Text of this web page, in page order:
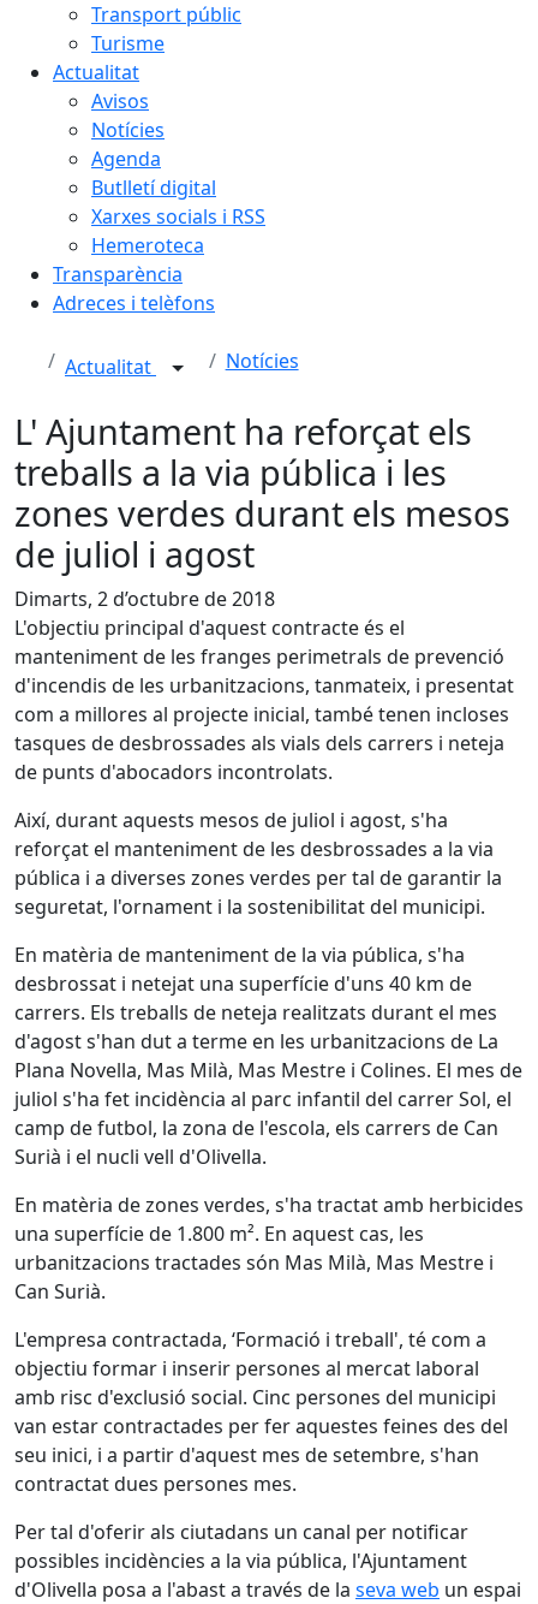
Transport públic
Turisme
Actualitat
Avisos
Notícies
Agenda
Butlletí digital
Xarxes socials i RSS
Hemeroteca
Transparència
Adreces i telèfons
Actualitat Notícies
L' Ajuntament ha reforçat els
treballs a la via pública i les
zones verdes durant els mesos
de juliol i agost
Dimarts, 2 d’octubre de 2018
L'objectiu principal d'aquest contracte és el
manteniment de les franges perimetrals de prevenció
d'incendis de les urbanitzacions, tanmateix, i presentat
com a millores al projecte inicial, també tenen incloses
tasques de desbrossades als vials dels carrers i neteja
de punts d'abocadors incontrolats.
Així, durant aquests mesos de juliol i agost, s'ha
reforçat el manteniment de les desbrossades a la via
pública i a diverses zones verdes per tal de garantir la
seguretat, l'ornament i la sostenibilitat del municipi.
En matèria de manteniment de la via pública, s'ha
desbrossat i netejat una superfície d'uns 40 km de
carrers. Els treballs de neteja realitzats durant el mes
d'agost s'han dut a terme en les urbanitzacions de La
Plana Novella, Mas Milà, Mas Mestre i Colines. El mes de
juliol s'ha fet incidència al parc infantil del carrer Sol, el
camp de futbol, la zona de l'escola, els carrers de Can
Surià i el nucli vell d'Olivella.
En matèria de zones verdes, s'ha tractat amb herbicides
una superfície de 1.800 m². En aquest cas, les
urbanitzacions tractades són Mas Milà, Mas Mestre i
Can Surià.
L'empresa contractada, ‘Formació i treball', té com a
objectiu formar i inserir persones al mercat laboral
amb risc d'exclusió social. Cinc persones del municipi
van estar contractades per fer aquestes feines des del
seu inici, i a partir d'aquest mes de setembre, s'han
contractat dues persones mes.
Per tal d'oferir als ciutadans un canal per notificar
possibles incidències a la via pública, l'Ajuntament
d'Olivella posa a l'abast a través de la seva web un espai